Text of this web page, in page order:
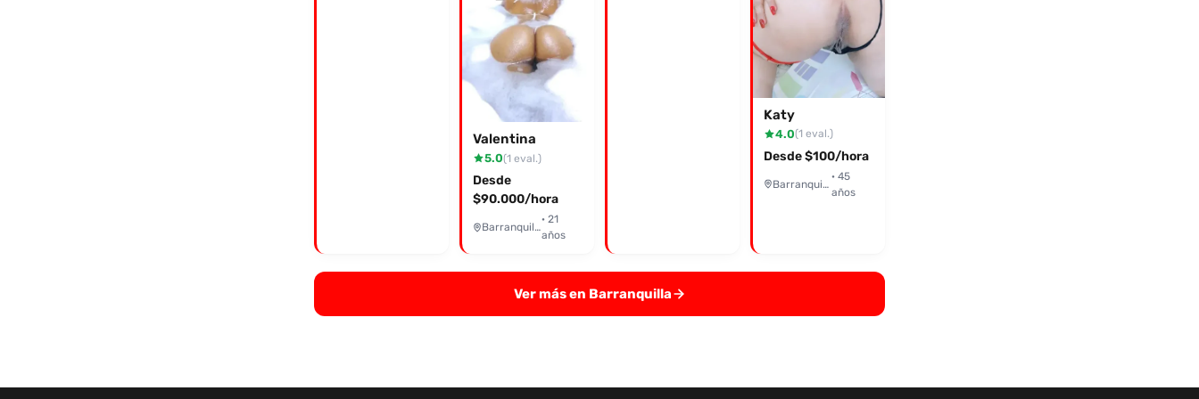
Valentina
5.0(1 eval.)
Desde
$90.000/hora
Barranquilla
· 21
años
Katy
4.0(1 eval.)
Desde $100/hora
Barranquilla
· 45
años
Ver más en Barranquilla